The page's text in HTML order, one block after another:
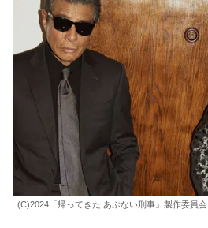
(C)2024「帰ってきた あぶない刑事」製作委員会